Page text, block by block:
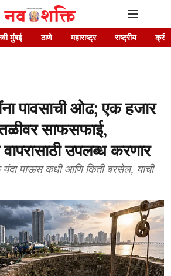
मुंबई ठाणे महाराष्ट्र राष्ट्रीय
पावसाची ओढ; एक हजार
साफसफाई,
वापरासाठी उपलब्ध करणार
यंदा पाऊस कधी आणि किती बरसेल, याची